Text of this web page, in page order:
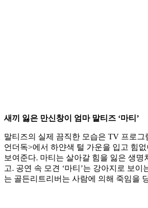
새끼 잃은 만신창이 엄마 말티즈 ‘마티’
말티즈의 실제 끔직한 모습은 TV 프로
언더독>에서 하얀색 털 가운을 입고 힘
보여준다. 마티는 살아갈 힘을 잃은 생
고. 공연 속 모견 ‘마티’는 강아지로 보
는 골든리트리버는 사람에 의해 죽임을